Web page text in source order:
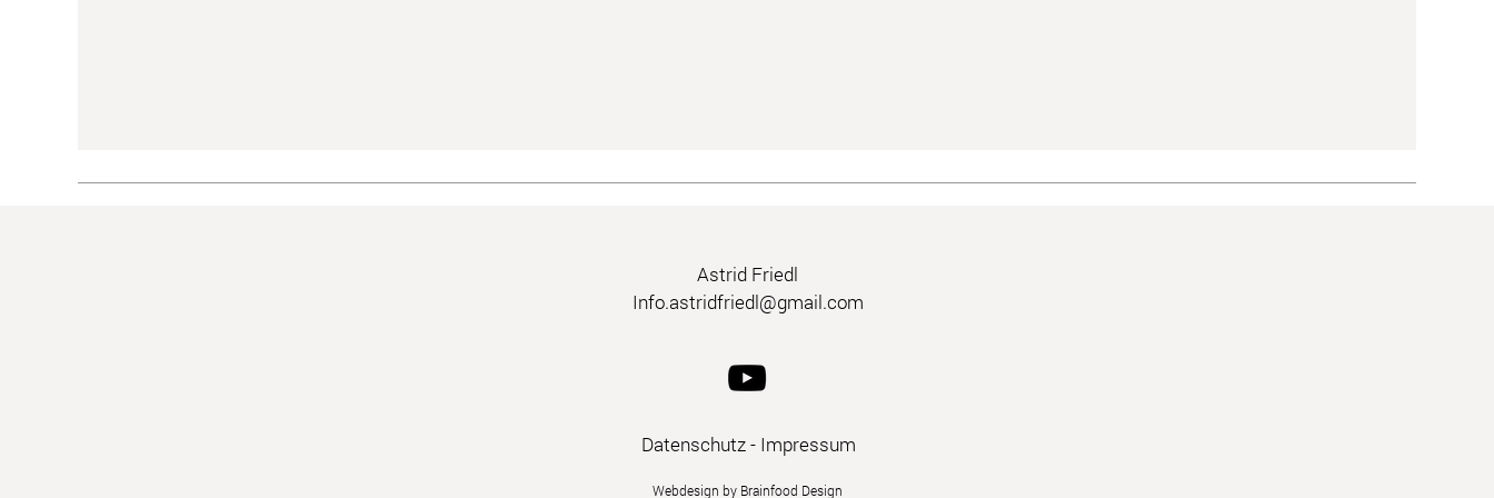
Astrid Friedl
Info.astridfriedl@gmail.com
Datenschutz- Impressum
Webdesign by Brainfood Design